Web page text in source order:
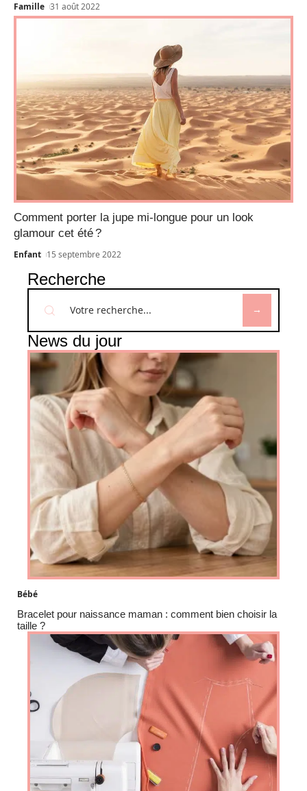
Famille 31 août 2022
Comment porter la jupe mi-longue pour un look
glamour cet été ?
Enfant 15 septembre 2022
Recherche
News du jour
Bébé
Bracelet pour naissance maman : comment bien choisir la
taille ?